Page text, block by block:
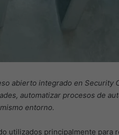
abierto integrado en Security
automatizar procesos de
entorno.
utilizados principalmente para